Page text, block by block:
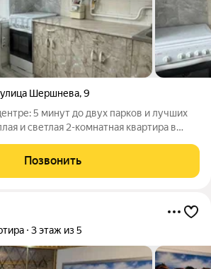
улица Шершнева,9
5 минут до двух парков и лучших
и светлая 2-комнатная квартира в
Парк Ленина и Парк Гагарина (5
Позвонить
3 этаж из 5